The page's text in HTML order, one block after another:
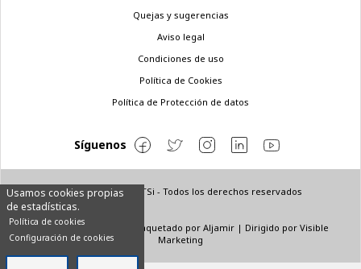
Usamos cookies propias
de estadísticas.
Política de cookies
Configuración de cookies
© Copyright 2022 ETSi - Todos los derechos reservados
Quejas y sugerencias
Aviso legal
Condiciones de uso
Política de Cookies
Política de Protección de datos
Síguenos
Diseñado por | Maquetado por Aljamir| Dirigido por Visible
Marketing